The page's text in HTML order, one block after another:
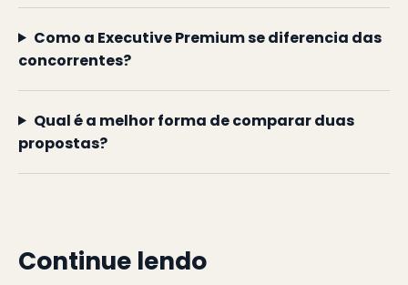
Como a Executive Premium se diferencia das
concorrentes?
Qual é a melhor forma de comparar duas
propostas?
Continue lendo